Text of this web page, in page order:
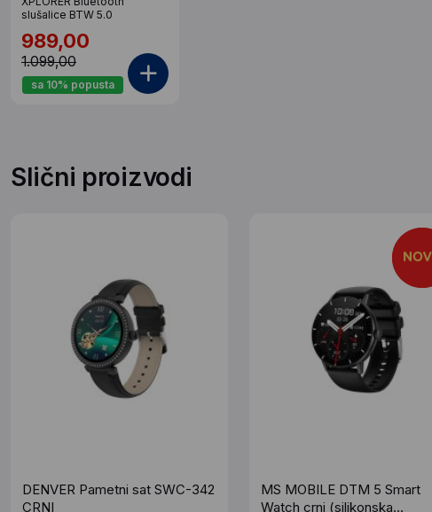
slušalice BTW 5.0
989,00
1.099,00
sa 10% popusta
Slični proizvodi
DENVER Pametni sat SWC-342
CRNI
MS MOBILE DTM 5 Smart
Watch crni (silikonska